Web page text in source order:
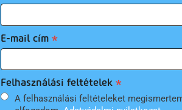
E-mail cím
Felhasználási feltételek
A felhasználási feltételeket